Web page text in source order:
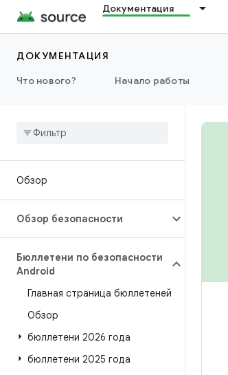
Документация
ДОКУМЕНТАЦИЯ
Что нового?
Начало работы
Обзор
Обзор безопасности
Бюллетени по безопасности
Android
Главная страница бюллетеней
Обзор
бюллетени 2026 года
бюллетени 2025 года